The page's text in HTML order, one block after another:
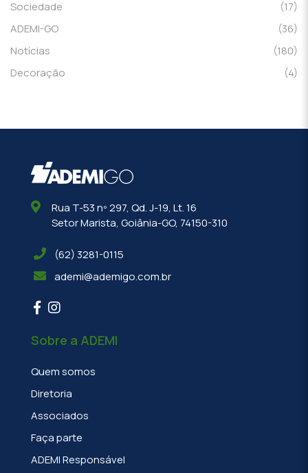
Sociedade
(17)
ADEMI-GO
(36)
Notícias
(180)
Decoração
(4)
Rua T-53 nº 297, Qd. J-19, Lt. 16
Setor Marista, Goiânia-GO, 74150-310
(62) 3281-0115
ademi@ademigo.com.br
Sobre a ADEMI
Quem somos
Diretoria
Associados
Faça parte
ADEMI Responsável